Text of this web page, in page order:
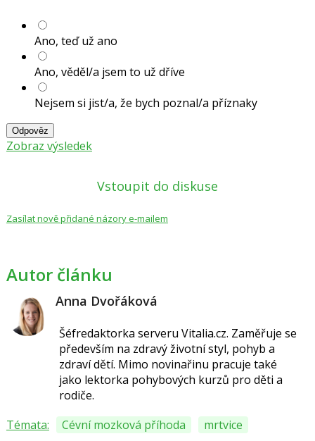
Ano, teď už ano
Ano, věděl/a jsem to už dříve
Nejsem si jist/a, že bych poznal/a příznaky
Odpověz
Zobraz výsledek
Vstoupit do diskuse
Zasílat nově přidané názory e-mailem
Autor článku
Anna Dvořáková
Šéfredaktorka serveru Vitalia.cz. Zaměřuje se
především na zdravý životní styl, pohyb a
zdraví dětí. Mimo novinařinu pracuje také
jako lektorka pohybových kurzů pro děti a
rodiče.
Témata:
Cévní mozková příhoda mrtvice